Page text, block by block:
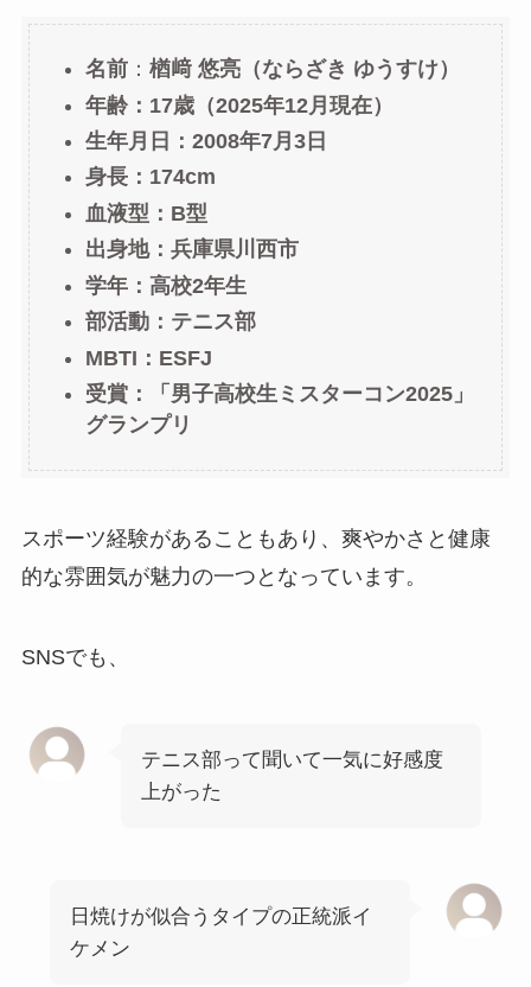
名前： 楢﨑 悠亮（ならざき ゆうすけ）
年齢：17歳（2025年12月現在）
生年月日：2008年7月3日
身長：174cm
血液型：B型
出身地：兵庫県川西市
学年：高校2年生
部活動：テニス部
MBTI：ESFJ
受賞：「男子高校生ミスターコン2025」
グランプリ
スポーツ経験があることもあり、爽やかさと健康
的な雰囲気が魅力の一つとなっています。
SNSでも、
テニス部って聞いて一気に好感度
上がった
日焼けが似合うタイプの正統派イ
ケメン